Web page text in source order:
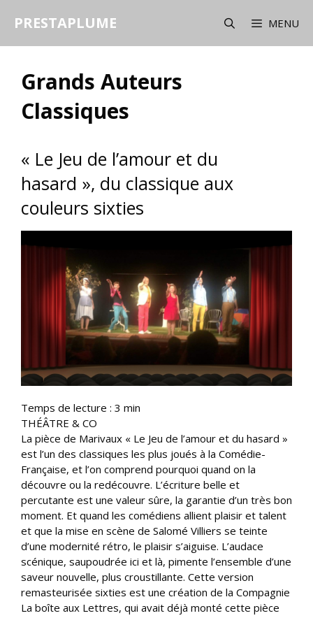
PRESTAPLUME MENU
Grands Auteurs
Classiques
« Le Jeu de l’amour et du
hasard », du classique aux
couleurs sixties
Temps de lecture : 3 min
THÉÂTRE & CO
La pièce de Marivaux « Le Jeu de l’amour et du hasard »
est l’un des classiques les plus joués à la Comédie-
Française, et l’on comprend pourquoi quand on la
découvre ou la redécouvre. L’écriture belle et
percutante est une valeur sûre, la garantie d’un très bon
moment. Et quand les comédiens allient plaisir et talent
et que la mise en scène de Salomé Villiers se teinte
d’une modernité rétro, le plaisir s’aiguise. L’audace
scénique, saupoudrée ici et là, pimente l’ensemble d’une
saveur nouvelle, plus croustillante. Cette version
remasteurisée sixties est une création de la Compagnie
La boîte aux Lettres, qui avait déjà monté cette pièce